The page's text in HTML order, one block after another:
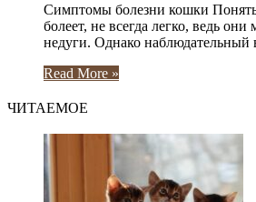
Симптомы болезни кошки
болеет, не всегда легко, ведь они
недуги. Однако наблюдательный
Read More »
ЧИТАЕМОЕ